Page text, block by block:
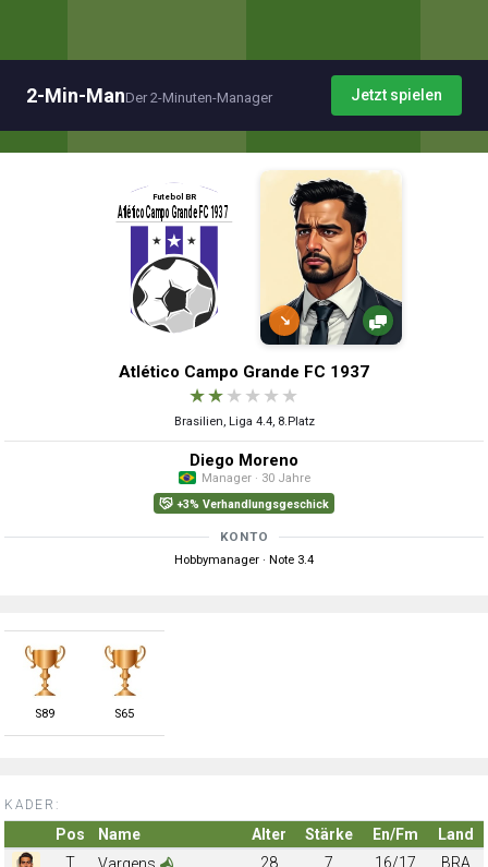
2-Min-ManDer 2-Minuten-Manager Jetzt spielen
↘
Atlético Campo Grande FC 1937
★★★ ★ ★ ★
Brasilien, Liga 4.4, 8.Platz
Diego Moreno
Manager · 30 Jahre
+3% Verhandlungsgeschick
KONTO
Hobbymanager · Note 3.4
S89 S65
KADER:
Pos Name Alter Stärke En/Fm
Land
T
28 7 16/17
BRA